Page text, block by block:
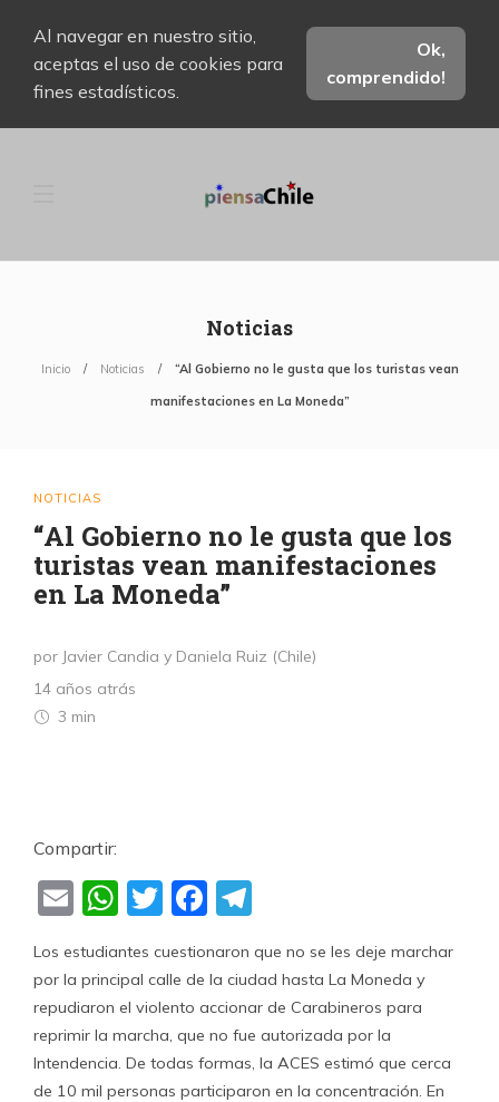
Al navegar en nuestro sitio,
aceptas el uso de cookies para
fines estadísticos.
Ok,
comprendido!
Noticias
Inicio Noticias “Al Gobierno no le gusta que los turistas vean
manifestaciones en La Moneda”
NOTICIAS
“Al Gobierno no le gusta que los
turistas vean manifestaciones
en La Moneda”
por Javier Candia y Daniela Ruiz (Chile)
14 años atrás
3 min
Compartir:
EmailWhatsApp
TwitterFacebook
Los estudiantes cuestionaron que no se les deje marchar
por la principal calle de la ciudad hasta La Moneda y
repudiaron el violento accionar de Carabineros para
reprimir la marcha, que no fue autorizada por la
Intendencia. De todas formas, la ACES estimó que cerca
de 10 mil personas participaron en la concentración. En